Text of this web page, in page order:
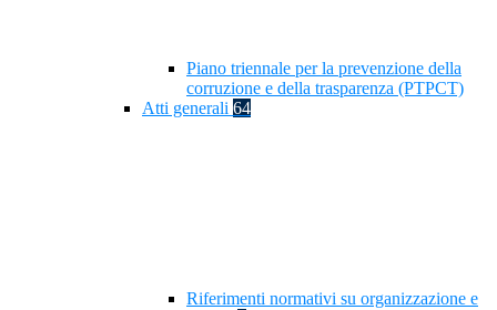
Piano triennale per la prevenzione della
corruzione e della trasparenza (PTPCT)
Atti generali 64
Riferimenti normativi su organizzazione e